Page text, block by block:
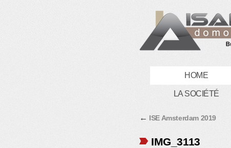
HOME
LA SOCIÉTÉ
← ISE Amsterdam 2019
IMG_3113